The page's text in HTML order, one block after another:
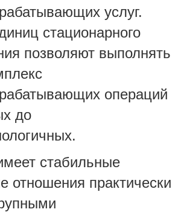
услуг.
стационарного
позволяют выполнять
операций
до
стабильные
отношения практически